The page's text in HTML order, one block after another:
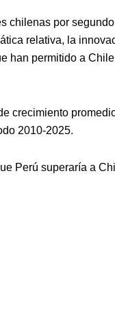
chilenas por
relativa, la
han permitido a
crecimiento
2010-2025.
Perú superaría a